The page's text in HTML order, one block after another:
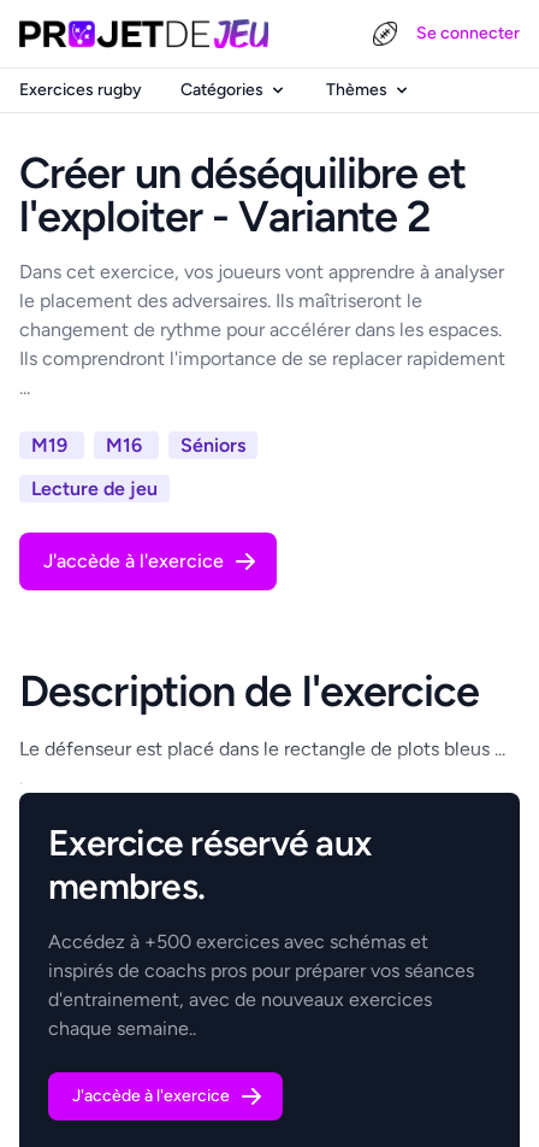
Se connecter
Exercices rugby Catégories Thèmes
Créer un déséquilibre et
l'exploiter - Variante 2
Dans cet exercice, vos joueurs vont apprendre à analyser
le placement des adversaires. Ils maîtriseront le
changement de rythme pour accélérer dans les espaces.
Ils comprendront l'importance de se replacer rapidement
...
M19 M16
Séniors
Lecture de jeu
J'accède à l'exercice
Description de l'exercice
Le défenseur est placé dans le rectangle de plots bleus ...
.
Exercice réservé aux
membres.
Accédez à +500 exercices avec schémas et
inspirés de coachs pros pour préparer vos séances
d'entrainement, avec de nouveaux exercices
chaque semaine..
J'accède à l'exercice